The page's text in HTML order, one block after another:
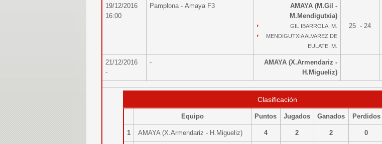
19/12/2016
16:00
Pamplona - Amaya F3
AMAYA (M.Gil -
M.Mendigutxia)
GIL IBARROLA, M.
MENDIGUTXIA ALVAREZ DE
EULATE, M.
25 - 24
21/12/2016
-
-
AMAYA (X.Armendariz -
H.Migueliz)
Clasificación
Equipo Puntos Jugados Ganados Perdidos
1 AMAYA (X.Armendariz - H.Migueliz) 4 2 2 0